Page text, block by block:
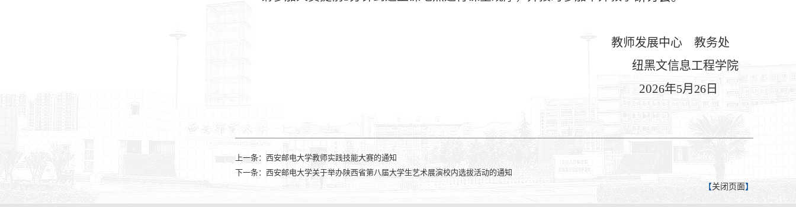
教师发展中心 教务处
纽黑文信息工程学院
2026年5月 26 日
上一条： 西安邮电大学教师实践技能大赛的通知
下一条： 西安邮电大学关于举办陕西省第八届大学生艺术展演校内选拔活动的通知
【关闭页面】